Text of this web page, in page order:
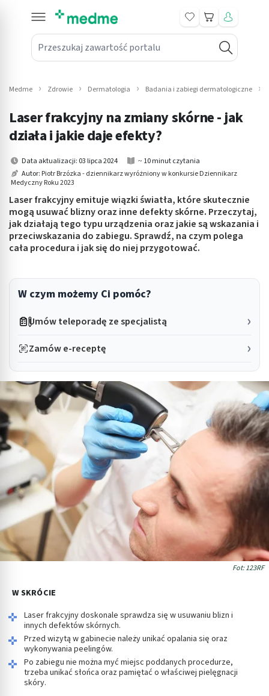
Przeszukaj zawartość portalu
Koszyk
submenu: Leki na receptę
submenu: Mama i dziecko
submenu: Kosmetyki
submenu: Higiena
submenu: Sprzęt medyczny
submenu: Intymne
Medme Zdrowie Dermatologia Badania i zabiegi dermatologiczne
Laser frakcyjny na zmiany skórne - jak
działa i jakie daje efekty?
Data aktualizacji: 03 lipca 2024
~ 10 minut czytania
Autor: Piotr Brzózka - dziennikarz wyróżniony w konkursie Dziennikarz
Medyczny Roku 2023
Laser frakcyjny emituje wiązki światła, które skutecznie
mogą usuwać blizny oraz inne defekty skórne. Przeczytaj,
jak działają tego typu urządzenia oraz jakie są wskazania i
przeciwskazania do zabiegu. Sprawdź, na czym polega
cała procedura i jak się do niej przygotować.
W czym możemy Ci pomóc?
Umów teleporadę ze specjalistą
Zamów e-receptę
Fot: 123RF
W SKRÓCIE
Laser frakcyjny doskonale sprawdza się w usuwaniu blizn i
innych defektów skórnych.
Przed wizytą w gabinecie należy unikać opalania się oraz
wykonywania peelingów.
Po zabiegu nie można myć miejsc poddanych procedurze,
trzeba unikać słońca oraz pamiętać o właściwej pielęgnacji
skóry.